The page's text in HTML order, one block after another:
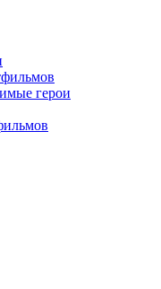
герои